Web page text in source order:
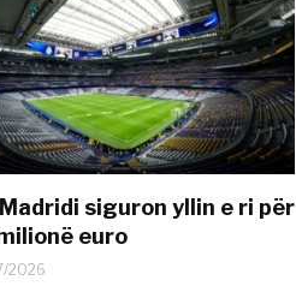
Madridi siguron yllin e ri për
euro
2026